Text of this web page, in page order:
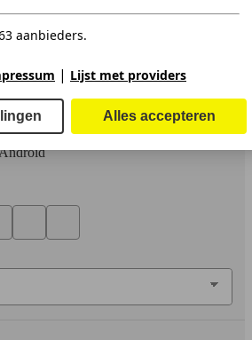
aanbieders.
| Lijst met providers
Alles accepteren